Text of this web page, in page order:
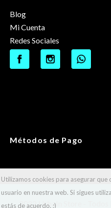
Blog
Mi Cuenta
Redes Sociales
Métodos de Pago
2022 UrbaIn Store - Todos
Utilizamos cookies para asegurar que
usuario en nuestra web. Si sigues
estás de acuerdo. ;)